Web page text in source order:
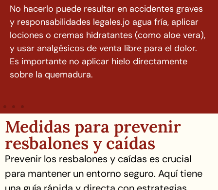
No hacerlo puede resultar en accidentes graves
y responsabilidades legales.jo agua fría, aplicar
lociones o cremas hidratantes (como aloe vera),
y usar analgésicos de venta libre para el dolor.
Es importante no aplicar hielo directamente
sobre la quemadura.
Medidas para prevenir
resbalones y caídas
Prevenir los resbalones y caídas es crucial
para mantener un entorno seguro. Aquí tiene